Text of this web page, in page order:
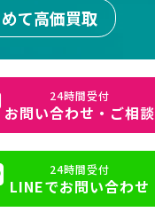
て高価買取
24時間受付
お問い合わせ・ご相談
24時間受付
LINEでお問い合わせ